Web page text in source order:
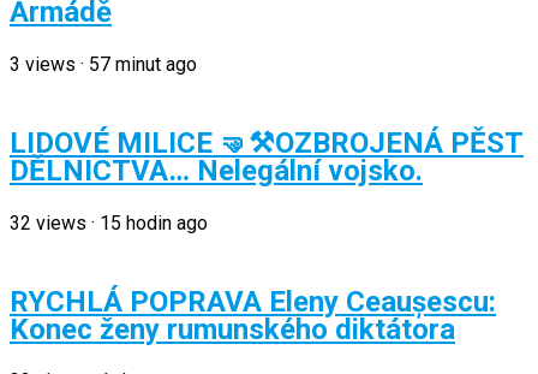
Armádě
3 views · 57 minut ago
LIDOVÉ MILICE 🤜⚒️OZBROJENÁ PĚST
DĚLNICTVA… Nelegální vojsko.
32 views · 15 hodin ago
RYCHLÁ POPRAVA Eleny Ceaușescu:
Konec ženy rumunského diktátora